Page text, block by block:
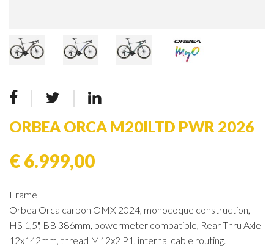
ORBEA ORCA M20ILTD PWR 2026
€ 6.999,00
Frame
Orbea Orca carbon OMX 2024, monocoque construction,
HS 1,5", BB 386mm, powermeter compatible, Rear Thru Axle
12x142mm, thread M12x2 P1, internal cable routing.